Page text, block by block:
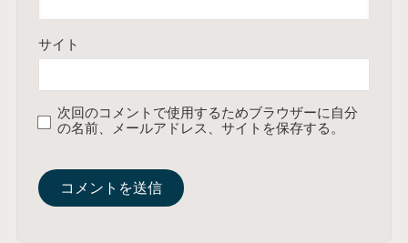
サイト
次回のコメントで使用するためブラウザーに自分
の名前、メールアドレス、サイトを保存する。